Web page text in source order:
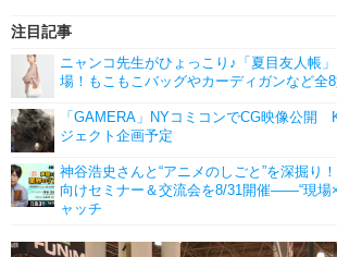
注目記事
ニャンコ先生がひょっこり♪「夏目友人帳
場！もこもこバッグやカーディガンなど全
「GAMERA」NYコミコンでCG映像公開
ジェクト企画予定
神谷浩史さんと“アニメのしごと”を深掘り
向けセミナー＆交流会を8/31開催――“現場
ャッチ